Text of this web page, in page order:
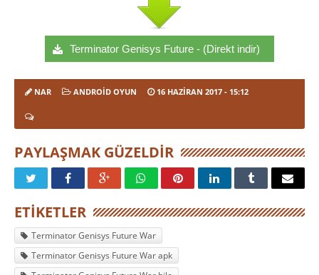
Terminator Genisys Future - (Direkt indir)
NAR ANDROID OYUN 16 HAZIRAN 2017 - 15:12
PAYLAŞMAK GÜZELDIR
ETIKETLER
Terminator Genisys Future War
Terminator Genisys Future War apk